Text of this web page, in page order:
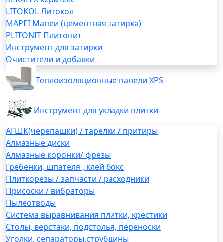
LITOKOL Литокол
MAPEI Мапеи (цементная затирка)
PLITONIT Плитонит
Инструмент для затирки
Очистители и добавки
Теплоизоляционные панели XPS
Инструмент для укладки плитки
АГШК(черепашки) / тарелки / притиры
Алмазные диски
Алмазные коронки/ фрезы
Гребенки, шпателя , клей бокс
Плиткорезы / запчасти / расходники
Присоски / вибраторы
Пылеотводы
Система выравнивания плитки, крестики
Столы, верстаки, подстолья, переноски
Уголки, сепараторы,струбцины